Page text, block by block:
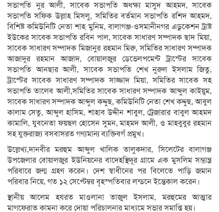
সভাপতি নুর আলী, সাবেক সভাপতি অধক্ষ্য মাসুদ আহমদ, সাবেক
সভাপতি সফিক উল্লাহ মিসলু, সমিতির বর্তমান সভাপতি রশিদ আহমদ,
বিশিষ্ট কমিউনিটি নেতা শাহ মুনিম, বালাগঞ্জ-ওসমানীনগর এডুকেশন ট্রাষ্ট
ইউকের সাবেক সভাপতি রবিন পাল, সাবেক সাধারণ সম্পাদক ছাদ মিয়া,
সাবেক সাধারণ সম্পাদক মিজানুর রহমান মিরু, সমিতির সাধারণ সম্পাদক
আজাদুর রহমান আজাদ, বোয়ালজুর ডেভেলপমেন্ট ট্রাস্টের সাবেক
সভাপতি আনছার আলী, সাবেক সভাপতি শেখ নুরুল ইসলাম জিতু,
ট্রাস্টের সাবেক সাধারণ সম্পাদক সাজ্জাদ মিয়া, সমিতির সাবেক সহ
সভাপতি তালেব আলী,সমিতির সাবেক সাধারণ সম্পাদক আব্দুল কাইয়ুম,
সাবেক সাধারণ সম্পাদক আব্দুল কদ্দুছ, কমিউনিটি নেতা শেখ কদ্দুছ, আবুল
কালাম সেতু, আব্দুল হাসিম, শাহাব উদ্দীন শাবুল, ট্রেজারার বাবুল আহমদ
কামালি, যুবনেতা ফয়ছল হোসেন সুমন, মাহমদ আলী, ও মাহবুবুর রহমান
সহ যুক্তরাজ্য বসবাসরত গণ্যমান্য ব্যক্তিবর্গ প্রমুখ।
উল্লেখ্য,দানবীর মরহুম আব্দুল খালিক তালুকদার, সিলেটের বালাগঞ্জ
উপজেলার বোয়ালজুর ইউনিয়নের বাদেহস্থিদূর গ্রামে এক মুসলিম সম্ভান্ত্র
পরিবারে জন্ম গ্রহণ করেন। দেশ স্বাধীনের পর বিলেতে পাড়ি জমান
পরিবার নিয়ে, গত ১২ সেপ্টেম্বর বৃহস্পতিবার লন্ডনে ইন্তেকাল করেন।
স্থানীয় আলেম হযরত মাওলানা তাজুল ইসলাম, মরহুমের আত্মার
মাগফেরাত কামনা করে দোয়া পরিচালনার মাধ্যমে সভার সমাপ্তি হয়।